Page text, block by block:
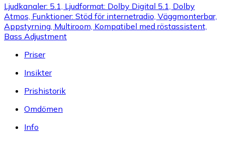
Ljudkanaler: 5.1, Ljudformat: Dolby Digital 5.1, Dolby
Atmos, Funktioner: Stöd för internetradio, Väggmonterbar,
Appstyrning, Multiroom, Kompatibel med röstassistent,
Bass Adjustment
Priser
Insikter
Prishistorik
Omdömen
Info